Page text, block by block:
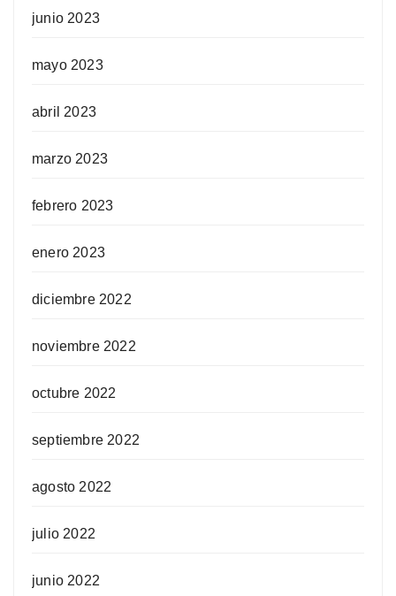
junio 2023
mayo 2023
abril 2023
marzo 2023
febrero 2023
enero 2023
diciembre 2022
noviembre 2022
octubre 2022
septiembre 2022
agosto 2022
julio 2022
junio 2022